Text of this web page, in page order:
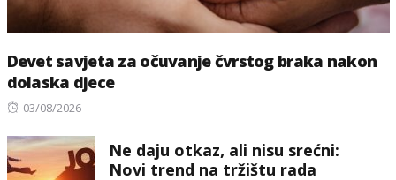
Devet savjeta za očuvanje čvrstog braka nakon
dolaska djece
Posted
03/08/2026
Ne daju otkaz, ali nisu srećni:
Novi trend na tržištu rada